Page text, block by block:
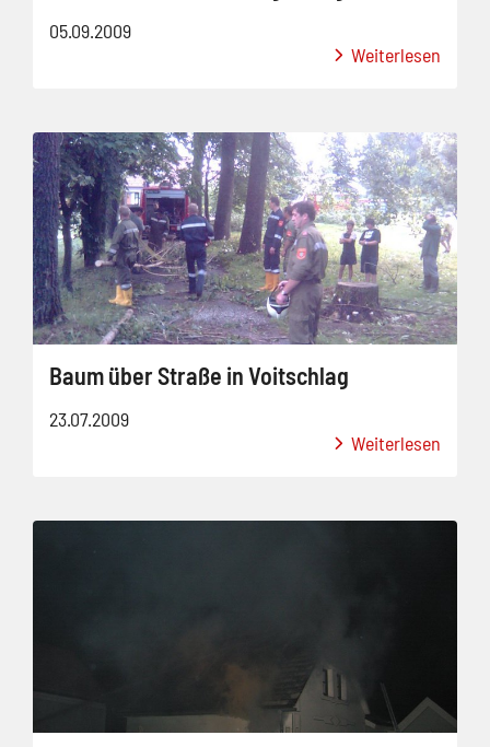
05.09.2009
Weiterlesen
Baum über Straße in Voitschlag
23.07.2009
Weiterlesen